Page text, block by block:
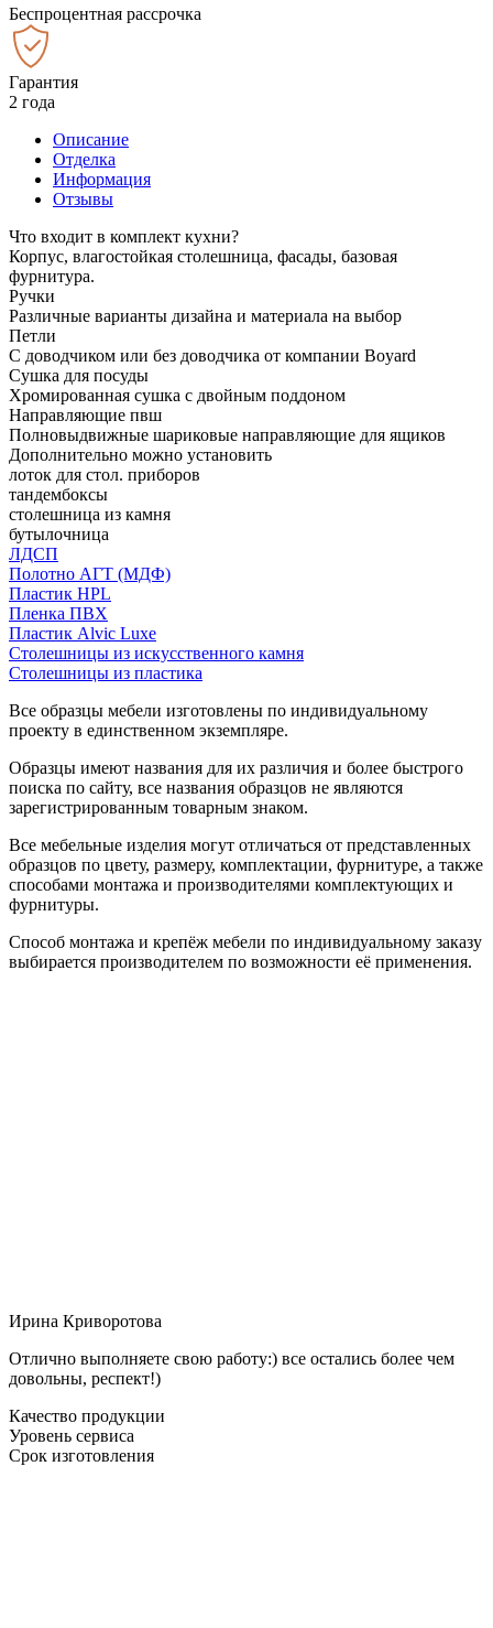
Беспроцентная рассрочка
Гарантия
2 года
Описание
Отделка
Информация
Отзывы
Что входит в комплект кухни?
Корпус, влагостойкая столешница, фасады, базовая
фурнитура.
Ручки
Различные варианты дизайна и материала на выбор
Петли
С доводчиком или без доводчика от компании Boyard
Сушка для посуды
Хромированная сушка с двойным поддоном
Направляющие пвш
Полновыдвижные шариковые направляющие для ящиков
Дополнительно можно установить
лоток для стол. приборов
тандембоксы
столешница из камня
бутылочница
ЛДСП
Полотно АГТ (МДФ)
Пластик HPL
Пленка ПВХ
Пластик Alvic Luxe
Столешницы из искусственного камня
Столешницы из пластика
Все образцы мебели изготовлены по индивидуальному
проекту в единственном экземпляре.
Образцы имеют названия для их различия и более быстрого
поиска по сайту, все названия образцов не являются
зарегистрированным товарным знаком.
Все мебельные изделия могут отличаться от представленных
образцов по цвету, размеру, комплектации, фурнитуре, а также
способами монтажа и производителями комплектующих и
фурнитуры.
Способ монтажа и крепёж мебели по индивидуальному заказу
выбирается производителем по возможности её применения.
Ирина Криворотова
Отлично выполняете свою работу:) все остались более чем
довольны, респект!)
Качество продукции
Уровень сервиса
Срок изготовления